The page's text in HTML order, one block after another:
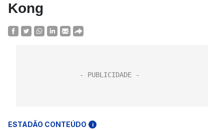
Kong
ESTADÃO CONTEÚDO i